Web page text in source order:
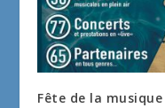
Fête de la